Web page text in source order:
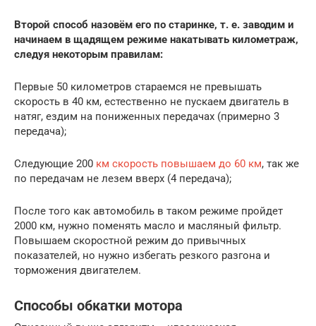
Второй способ назовём его по старинке, т. е. заводим и
начинаем в щадящем режиме накатывать километраж,
следуя некоторым правилам:
Первые 50 километров стараемся не превышать
скорость в 40 км, естественно не пускаем двигатель в
натяг, ездим на пониженных передачах (примерно 3
передача);
Следующие 200 км скорость повышаем до 60 км, так же
по передачам не лезем вверх (4 передача);
После того как автомобиль в таком режиме пройдет
2000 км, нужно поменять масло и масляный фильтр.
Повышаем скоростной режим до привычных
показателей, но нужно избегать резкого разгона и
торможения двигателем.
Способы обкатки мотора